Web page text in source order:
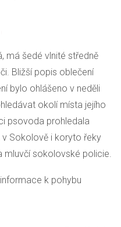
má šedé vlnité středně
Bližší popis oblečení
bylo ohlášeno v neděli
okolí místa jejího
psovoda prohledala
Sokolově i koryto řeky
mluvčí sokolovské policie.
k pohybu